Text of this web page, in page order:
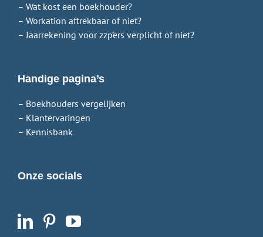
– Wat kost een boekhouder?
– Workation aftrekbaar of niet?
– Jaarrekening voor zzp’ers verplicht of niet?
Handige pagina’s
– Boekhouders vergelijken
– Klantervaringen
– Kennisbank
Onze socials